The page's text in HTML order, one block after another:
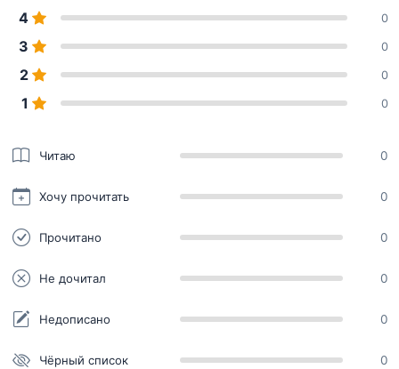
4 0
3 0
2 0
1 0
Читаю 0
Хочу прочитать 0
Прочитано 0
Не дочитал 0
Недописано 0
Чёрный список 0